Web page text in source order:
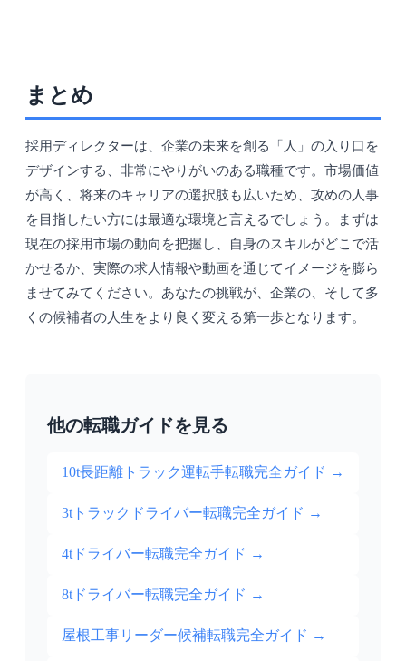
まとめ
採用ディレクターは、企業の未来を創る「人」の入り口を
デザインする、非常にやりがいのある職種です。市場価値
が高く、将来のキャリアの選択肢も広いため、攻めの人事
を目指したい方には最適な環境と言えるでしょう。まずは
現在の採用市場の動向を把握し、自身のスキルがどこで活
かせるか、実際の求人情報や動画を通じてイメージを膨ら
ませてみてください。あなたの挑戦が、企業の、そして多
くの候補者の人生をより良く変える第一歩となります。
他の転職ガイドを見る
10t長距離トラック運転手転職完全ガイド →
3tトラックドライバー転職完全ガイド →
4tドライバー転職完全ガイド →
8tドライバー転職完全ガイド →
屋根工事リーダー候補転職完全ガイド →